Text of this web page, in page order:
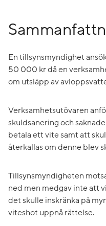
En tillsynsmyndighet
50 000 kr då en
om utsläpp av
Verksamhetsutövaren
skuldsanering och
betala ett vite samt att
återkallas om denne blev
Tillsynsmyndigheten
ned men medgav inte att
det skulle inskränka på
viteshot uppnå rättelse.